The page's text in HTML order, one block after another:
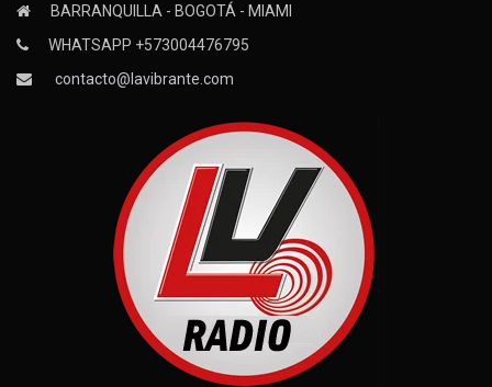
BARRANQUILLA - BOGOTÁ - MIAMI
WHATSAPP +573004476795
contacto@lavibrante.com